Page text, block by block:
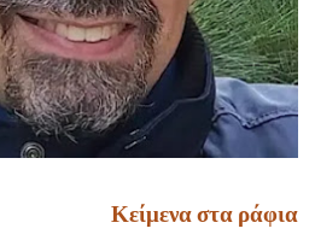
Κείμενα στα ράφια